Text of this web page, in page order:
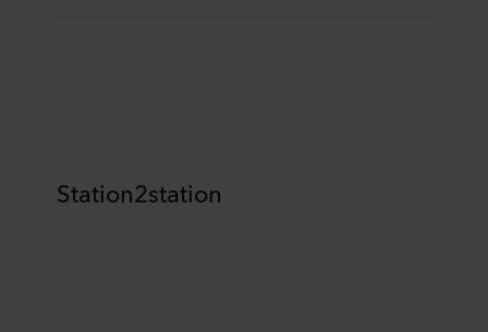
Station2station